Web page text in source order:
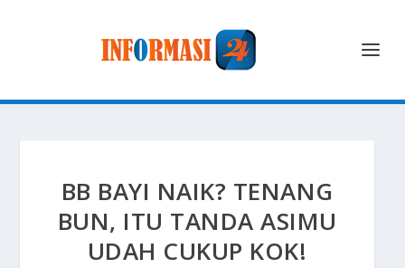
BB BAYI NAIK? TENANG
BUN, ITU TANDA ASIMU
UDAH CUKUP KOK!